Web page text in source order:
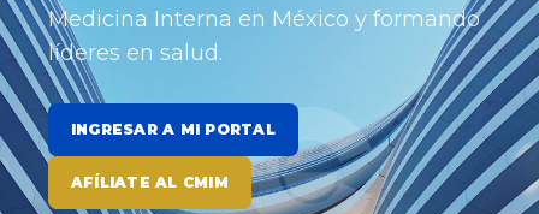
Medicina Interna en México y formando
líderes en salud.
INGRESAR A MI PORTAL
AFÍLIATE AL CMIM